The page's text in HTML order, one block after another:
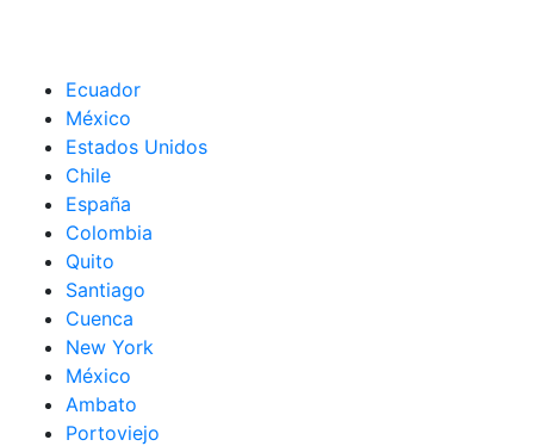
Ecuador
México
Estados Unidos
Chile
España
Colombia
Quito
Santiago
Cuenca
New York
México
Ambato
Portoviejo